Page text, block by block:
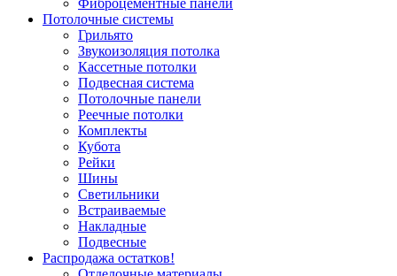
Потолочные системы
Грильято
Звукоизоляция потолка
Кассетные потолки
Подвесная система
Потолочные панели
Реечные потолки
Комплекты
Кубота
Рейки
Шины
Светильники
Встраиваемые
Накладные
Подвесные
Распродажа остатков!